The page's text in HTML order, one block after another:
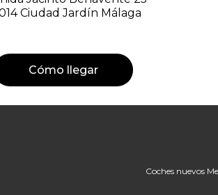
Ciudad Jardín Málaga
Cómo llegar
Coches nuevos